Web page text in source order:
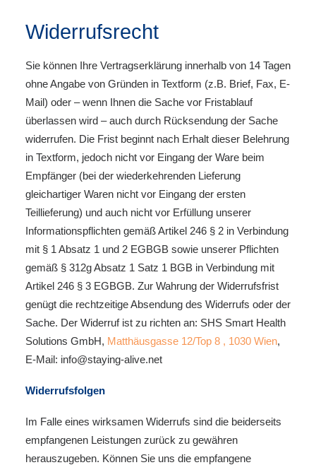
Widerrufsrecht
Sie können Ihre Vertragserklärung innerhalb von 14 Tagen
ohne Angabe von Gründen in Textform (z.B. Brief, Fax, E-
Mail) oder – wenn Ihnen die Sache vor Fristablauf
überlassen wird – auch durch Rücksendung der Sache
widerrufen. Die Frist beginnt nach Erhalt dieser Belehrung
in Textform, jedoch nicht vor Eingang der Ware beim
Empfänger (bei der wiederkehrenden Lieferung
gleichartiger Waren nicht vor Eingang der ersten
Teillieferung) und auch nicht vor Erfüllung unserer
Informationspflichten gemäß Artikel 246 § 2 in Verbindung
mit § 1 Absatz 1 und 2 EGBGB sowie unserer Pflichten
gemäß § 312g Absatz 1 Satz 1 BGB in Verbindung mit
Artikel 246 § 3 EGBGB. Zur Wahrung der Widerrufsfrist
genügt die rechtzeitige Absendung des Widerrufs oder der
Sache. Der Widerruf ist zu richten an: SHS Smart Health
Solutions GmbH, Matthäusgasse 12/Top 8 , 1030 Wien,
E-Mail: info@staying-alive.net
Widerrufsfolgen
Im Falle eines wirksamen Widerrufs sind die beiderseits
empfangenen Leistungen zurück zu gewähren
herauszugeben. Können Sie uns die empfangene